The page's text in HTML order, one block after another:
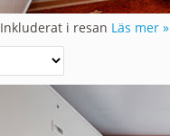
Inkluderat i resan Läs mer »